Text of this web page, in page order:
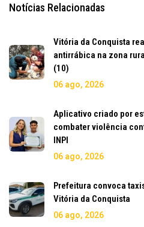
Notícias Relacionadas
Vitória da Conquista
antirrábica na zona
(10)
06 ago, 2026
Aplicativo criado por
combater violência
INPI
06 ago, 2026
Prefeitura convoca
Vitória da Conquista
06 ago, 2026